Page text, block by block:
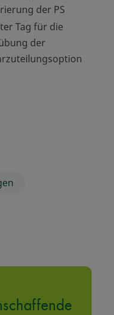
der PS
Tag für die
der